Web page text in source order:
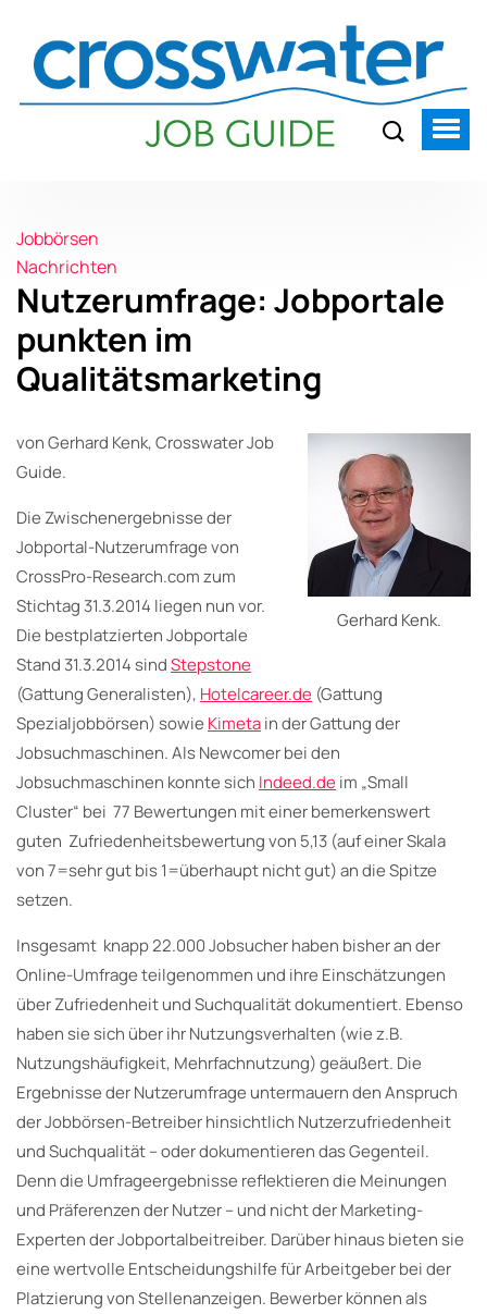
Jobbörsen
Nachrichten
Nutzerumfrage: Jobportale
punkten im
Qualitätsmarketing
Gerhard Kenk.
von Gerhard Kenk, Crosswater Job
Guide.
Die Zwischenergebnisse der
Jobportal-Nutzerumfrage von
CrossPro-Research.com zum
Stichtag 31.3.2014 liegen nun vor.
Die bestplatzierten Jobportale
Stand 31.3.2014 sindStepstone
(Gattung Generalisten), Hotelcareer.de (Gattung
Spezialjobbörsen) sowie Kimetain der Gattung der
Jobsuchmaschinen. Als Newcomer bei den
Jobsuchmaschinen konnte sich Indeed.deim „Small
Cluster“ bei 77 Bewertungen mit einer bemerkenswert
guten Zufriedenheitsbewertung von 5,13 (auf einer Skala
von 7=sehr gut bis 1=überhaupt nicht gut) an die Spitze
setzen.
Insgesamt knapp 22.000 Jobsucher haben bisher an der
Online-Umfrage teilgenommen und ihre Einschätzungen
über Zufriedenheit und Suchqualität dokumentiert. Ebenso
haben sie sich über ihr Nutzungsverhalten (wie z.B.
Nutzungshäufigkeit, Mehrfachnutzung) geäußert. Die
Ergebnisse der Nutzerumfrage untermauern den Anspruch
der Jobbörsen-Betreiber hinsichtlich Nutzerzufriedenheit
und Suchqualität – oder dokumentieren das Gegenteil.
Denn die Umfrageergebnisse reflektieren die Meinungen
und Präferenzen der Nutzer – und nicht der Marketing-
Experten der Jobportalbeitreiber. Darüber hinaus bieten sie
eine wertvolle Entscheidungshilfe für Arbeitgeber bei der
Platzierung von Stellenanzeigen. Bewerber können als